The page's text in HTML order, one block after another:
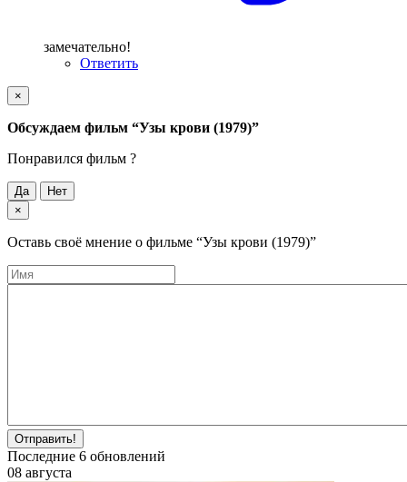
замечательно!
Ответить
×
Обсуждаем фильм “Узы крови (1979)”
Понравился фильм ?
Да
Нет
×
Оставь своё мнение о фильме “Узы крови (1979)”
Отправить!
Последние 6 обновлений
08 августа